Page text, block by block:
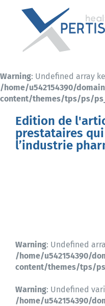
Accueil
+200 Xperts Santé
Foire aux questions
Warning: Undefined array
/home/u542154390/
content/themes/tps/ps/
Edition de
prestataires
l’industrie
Warning: Undefined
/home/u542154390/
content/themes/tps/
Warning: Undefined
/home/u542154390/